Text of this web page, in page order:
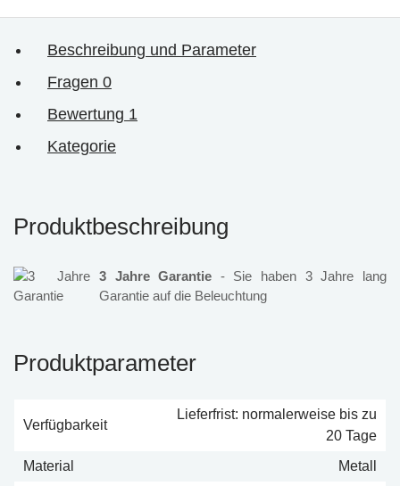
Beschreibung und Parameter
Fragen 0
Bewertung 1
Kategorie
Produktbeschreibung
3 Jahre Garantie - Sie haben 3 Jahre lang
Garantie auf die Beleuchtung
Produktparameter
Verfügbarkeit
Lieferfrist: normalerweise bis zu
20 Tage
Material
Metall